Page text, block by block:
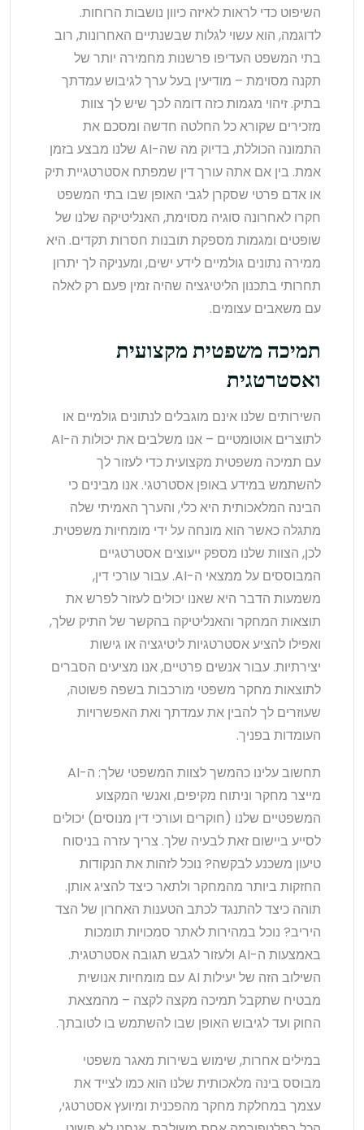
השיפוט כדי לראות לאיזה כיוון נושבות הרוחות.
לדוגמה, הוא עשוי לגלות שבשנתיים האחרונות, רוב
בתי המשפט העדיפו פרשנות מחמירה יותר של
תקנה מסוימת – מודיעין בעל ערך לגיבוש עמדתך
בתיק. זיהוי מגמות כזה דומה לכך שיש לך צוות
מזכירים שקורא כל החלטה חדשה ומסכם את
התמונה הכוללת, בדיוק מה שה-AI שלנו מבצע בזמן
אמת. בין אם אתה עורך דין שמפתח אסטרטגיית תיק
או אדם פרטי שסקרן לגבי האופן שבו בתי המשפט
חקרו לאחרונה סוגיה מסוימת, האנליטיקה שלנו של
שופטים ומגמות מספקת תובנות חסרות תקדים. היא
ממירה נתונים גולמיים לידע ישים, ומעניקה לך יתרון
תחרותי בתכנון הליטיגציה שהיה זמין פעם רק לאלה
עם משאבים עצומים.
תמיכה משפטית מקצועית
ואסטרטגית
השירותים שלנו אינם מוגבלים לנתונים גולמיים או
לתוצרים אוטומטיים – אנו משלבים את יכולות ה-AI
עם תמיכה משפטית מקצועית כדי לעזור לך
להשתמש במידע באופן אסטרטגי. אנו מבינים כי
הבינה המלאכותית היא כלי, והערך האמיתי שלה
מתגלה כאשר הוא מונחה על ידי מומחיות משפטית.
לכן, הצוות שלנו מספק ייעוצים אסטרטגיים
המבוססים על ממצאי ה-AI. עבור עורכי דין,
משמעות הדבר היא שאנו יכולים לעזור לפרש את
תוצאות המחקר והאנליטיקה בהקשר של התיק שלך,
ואפילו להציע אסטרטגיות ליטיגציה או גישות
יצירתיות. עבור אנשים פרטיים, אנו מציעים הסברים
לתוצאות מחקר משפטי מורכבות בשפה פשוטה,
שעוזרים לך להבין את עמדתך ואת האפשרויות
העומדות בפניך.
תחשוב עלינו כהמשך לצוות המשפטי שלך: ה-AI
מייצר מחקר וניתוח מקיפים, ואנשי המקצוע
המשפטיים שלנו (חוקרים ועורכי דין מנוסים) יכולים
לסייע ביישום זאת לבעיה שלך. צריך עזרה בניסוח
טיעון משכנע לבקשה? נוכל לזהות את הנקודות
החזקות ביותר מהמחקר ולתאר כיצד להציג אותן.
תוהה כיצד להתנגד לכתב הטענות האחרון של הצד
היריב? נוכל במהירות לאתר סמכויות תומכות
באמצעות ה-AI ולעזור לגבש תגובה אסטרטגית.
השילוב הזה של יעילות AI עם מומחיות אנושית
מבטיח שתקבל תמיכה מקצה לקצה – מהמצאת
החוק ועד לגיבוש האופן שבו להשתמש בו לטובתך.
במילים אחרות, שימוש בשירות מאגר משפטי
מבוסס בינה מלאכותית שלנו הוא כמו לצייד את
עצמך במחלקת מחקר מהפכנית ומיועץ אסטרטגי,